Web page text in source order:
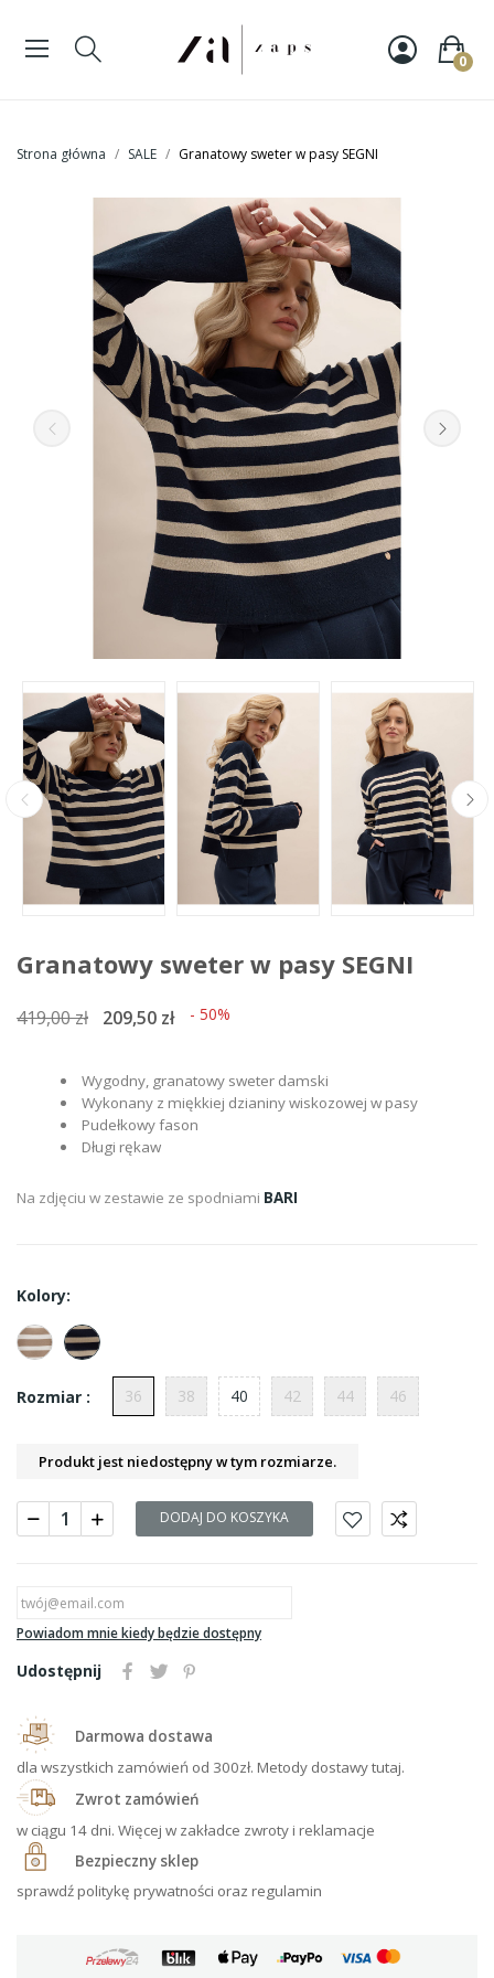
0
Strona główna SALE Granatowy sweter w pasy SEGNI
Granatowy sweter w pasy SEGNI
419,00 zł 209,50 zł - 50%
Wygodny, granatowy sweter damski
Wykonany z miękkiej dzianiny wiskozowej w pasy
Pudełkowy fason
Długi rękaw
Na zdjęciu w zestawie ze spodniami BARI
Kolory:
Rozmiar : 36 38 40 42 44 46
Produkt jest niedostępny w tym rozmiarze.
DODAJ DO KOSZYKA
Powiadom mnie kiedy będzie dostępny
Udostępnij
Darmowa dostawa
dla wszystkich zamówień od 300zł. Metody dostawy tutaj.
Zwrot zamówień
w ciągu 14 dni. Więcej w zakładce zwroty i reklamacje
Bezpieczny sklep
sprawdź politykę prywatności oraz regulamin